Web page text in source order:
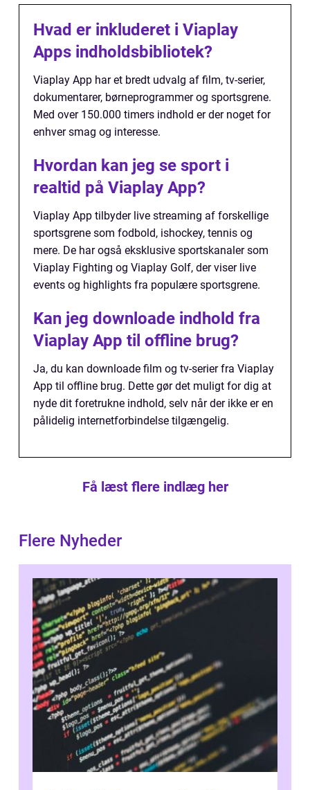
Hvad er inkluderet i Viaplay
Apps indholdsbibliotek?
Viaplay App har et bredt udvalg af film, tv-serier,
dokumentarer, børneprogrammer og sportsgrene.
Med over 150.000 timers indhold er der noget for
enhver smag og interesse.
Hvordan kan jeg se sport i
realtid på Viaplay App?
Viaplay App tilbyder live streaming af forskellige
sportsgrene som fodbold, ishockey, tennis og
mere. De har også eksklusive sportskanaler som
Viaplay Fighting og Viaplay Golf, der viser live
events og highlights fra populære sportsgrene.
Kan jeg downloade indhold fra
Viaplay App til offline brug?
Ja, du kan downloade film og tv-serier fra Viaplay
App til offline brug. Dette gør det muligt for dig at
nyde dit foretrukne indhold, selv når der ikke er en
pålidelig internetforbindelse tilgængelig.
Få læst flere indlæg her
Flere Nyheder